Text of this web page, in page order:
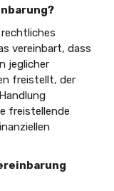
vereinbart, dass
jeglicher
freistellt, der
freistellende